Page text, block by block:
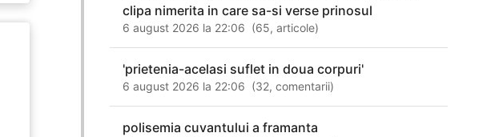
clipa nimerita in care sa-si verse prinosul
6 august 2026 la 22:06 (65,articole)
'prietenia-acelasi suflet in doua corpuri'
6 august 2026 la 22:06 (32,comentarii)
polisemia cuvantului a framanta